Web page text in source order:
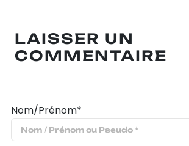
LAISSER UN
COMMENTAIRE
Nom/Prénom*